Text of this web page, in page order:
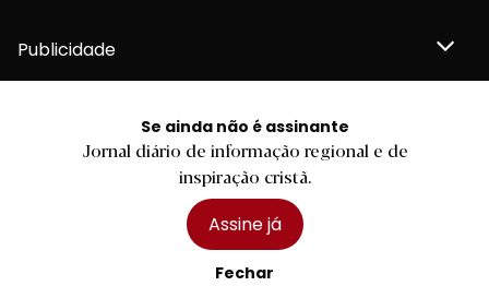
Se ainda não é assinante
Jornal diário de informação regional e de
inspiração cristã.
Assine já
Fechar
Publicidade
Privacidade e Cookies
Declaração de compromisso FSC®
Política de Confidencialidade
2026 Diário do Minho, Lda. © Todos os direitos reservados